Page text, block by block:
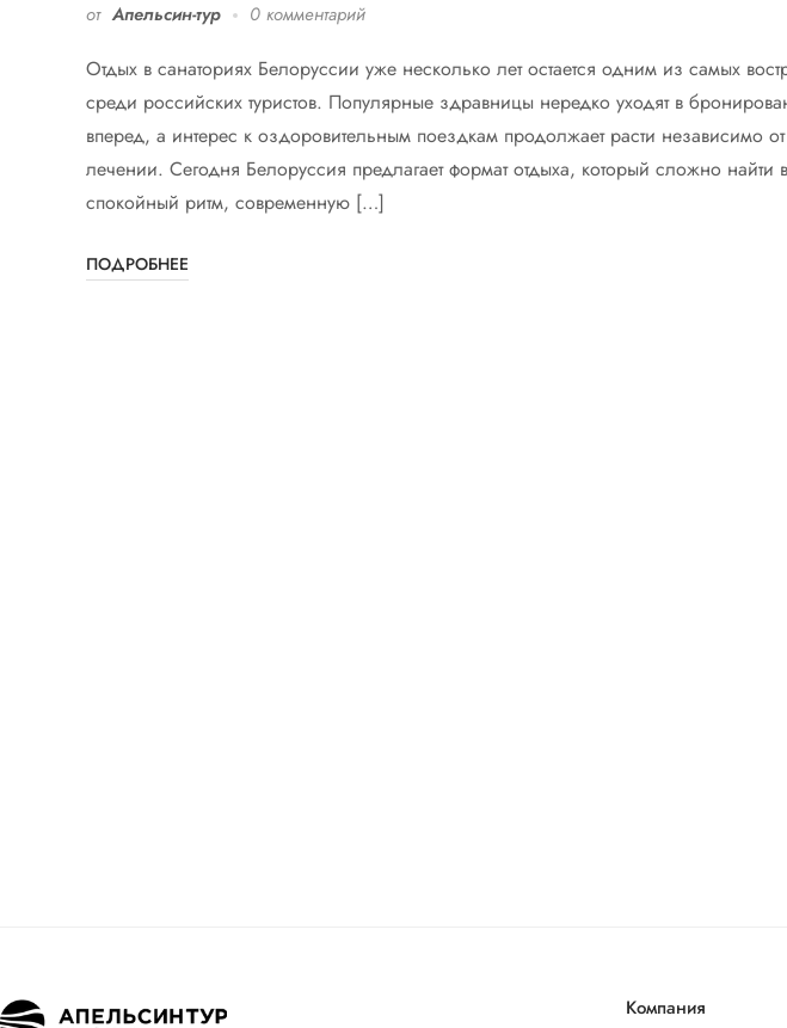
от Апельсин-тур 0 комментарий
Отдых в санаториях Белоруссии уже несколько лет остается одним из самых
среди российских туристов. Популярные здравницы нередко уходят в
вперед, а интерес к оздоровительным поездкам продолжает расти независимо
лечении. Сегодня Белоруссия предлагает формат отдыха, который сложно найти
спокойный ритм, современную […]
ПОДРОБНЕЕ
Компания